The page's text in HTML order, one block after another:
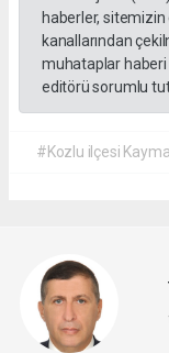
haberler,
kanallarından
muhataplar
editörü sorumlu
#Kozlu ilçesi